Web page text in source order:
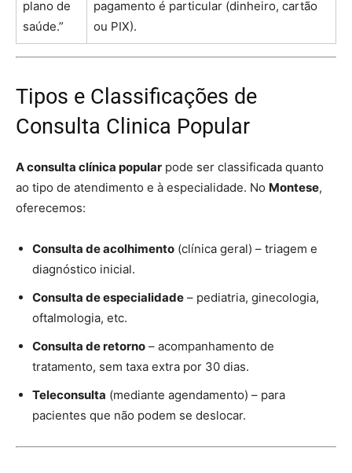
plano de
saúde.”
pagamento é particular (dinheiro, cartão
ou PIX).
Tipos e Classificações de
Consulta Clinica Popular
A consulta clínica popular pode ser classificada quanto
ao tipo de atendimento e à especialidade. No Montese,
oferecemos:
Consulta de acolhimento (clínica geral) – triagem e
diagnóstico inicial.
Consulta de especialidade – pediatria, ginecologia,
oftalmologia, etc.
Consulta de retorno – acompanhamento de
tratamento, sem taxa extra por 30 dias.
Teleconsulta (mediante agendamento) – para
pacientes que não podem se deslocar.